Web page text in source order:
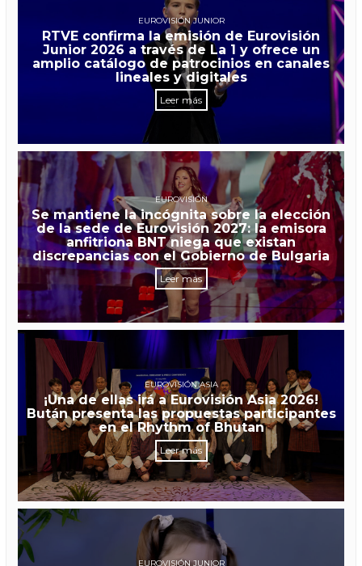
EUROVISIÓN JUNIOR
RTVE confirma la emisión de Eurovisión
Junior 2026 a través de La 1 y ofrece un
amplio catálogo de patrocinios en canales
lineales y digitales
Leer más
EUROVISIÓN
Se mantiene la incógnita sobre la elección
de la sede de Eurovisión 2027: la emisora
anfitriona BNT niega que existan
discrepancias con el Gobierno de Bulgaria
Leer más
EUROVISIÓN ASIA
¡Una de ellas irá a Eurovisión Asia 2026!
Bután presenta las propuestas participantes
en el Rhythm of Bhutan
Leer más
EUROVISIÓN JUNIOR